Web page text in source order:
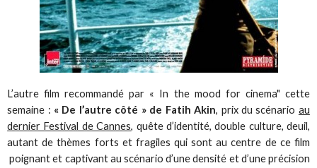
L’autre film recommandé par « In the mood for cinema" cette
semaine : « De l’autre côté » de Fatih Akin, prix du scénario au
dernier Festival de Cannes, quête d’identité, double culture, deuil,
autant de thèmes forts et fragiles qui sont au centre de ce film
poignant et captivant au scénario d’une densité et d’une précision